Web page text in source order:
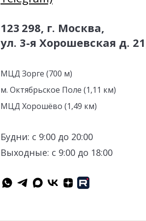
123 298, г. Москва,
ул. 3-я Хорошевская д.
МЦД Зорге (700 м)
м. Октябрьское Поле (1,11 км)
МЦД Хорошёво (1,49 км)
Будни: с 9:00 до 20:00
Выходные: с 9:00 до 18:00